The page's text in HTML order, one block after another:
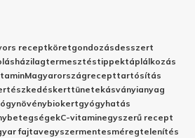
receptköretgondozásdesszert
házilagtermesztéstippektáplálkozás
Magyarországrecepttartósítás
kerttünetekásványianyag
biokertgyógyhatás
betegségekC-vitaminegyszerű recept
fajtavegyszermentesméregtelenítés